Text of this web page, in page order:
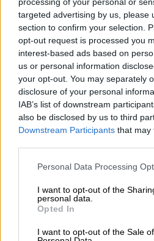
targeted advertising by us, please
section to confirm your selection.
opt-out request is processed you
interest-based ads based on
us or personal information
your opt-out. You may separately
disclosure of your personal
IAB’s list of downstream
also be disclosed by us to third
Downstream Participants that may
Please note that this website/app
not limited to your visit or usage
grant or deny consent to Google
use your data for below specified
consent section.
Personal Data Processing
I want to opt-out of the
personal data.
Opted In
I want to opt-out of the Sale
Ελλάδα|31.10.2025 08:40
Τροχαίο στη
Αυτοκίνητο
του δρόμου - Δείτε
Ελλάδα|31.10.2025 09:39
Έφοδος της ΕΛΑΣ
«Ευαγγελισμός» στο
Συλλήψεις έξι
επίθεση στον Βορίδη
Χαρακτηριστικά είναι